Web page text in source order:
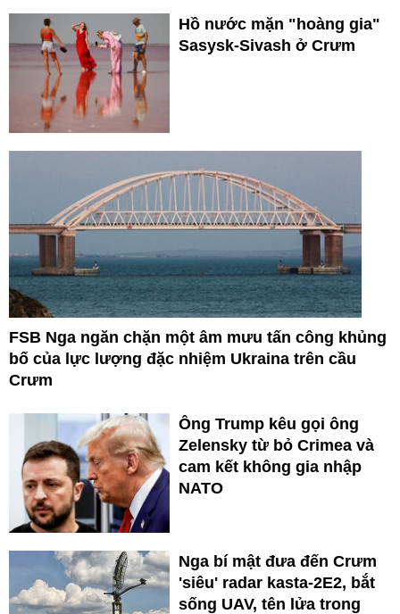
Hồ nước mặn "hoàng gia"
Sasysk-Sivash ở Crưm
FSB Nga ngăn chặn một âm mưu tấn công khủng
bố của lực lượng đặc nhiệm Ukraina trên cầu
Crưm
Ông Trump kêu gọi ông
Zelensky từ bỏ Crimea và
cam kết không gia nhập
NATO
Nga bí mật đưa đến Crưm
'siêu' radar kasta‑2E2, bắt
sống UAV, tên lửa trong